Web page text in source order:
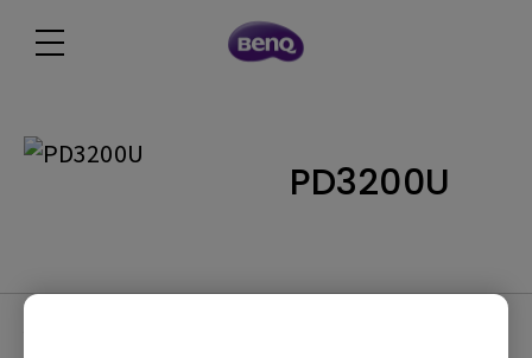
PD3200U